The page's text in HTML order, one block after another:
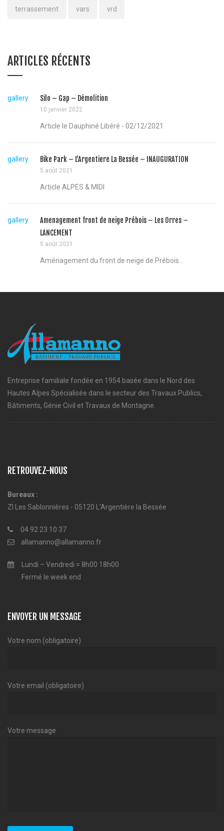
terrassement vars vrd
ARTICLES RÉCENTS
gallery Silo – Gap – Démolition
10 janvier 2022
Article le Dauphiné Libéré - 02/12/2021
gallery Bike Park – L’Argentiere La Bessée – INAUGURATION
5 août 2021
Article ALPES & MIDI
gallery
Amenagement front de neige Prébois – Les Orres –
LANCEMENT
5 août 2021
Aménagement du front de neige de Prébois...
Entreprise familiale fondée en 1954 basée dans le Nord des
Hautes Alpes Spécialisée dans le secteur des Travaux Publics,
Bâtiments, Génie Civil et Travaux de Montagne.
RETROUVEZ-NOUS
Bureaux :
ZI Les Sablonnières - 05120 L'Argentière la Bessée
04 92 23 10 37
allamanno@allamanno.fr
Lundi – Vendredi = 8h00 18h00
Fermé le week end
ENVOYER UN MESSAGE
Votre nom (obligatoire)
Votre email (obligatoire)
Votre message